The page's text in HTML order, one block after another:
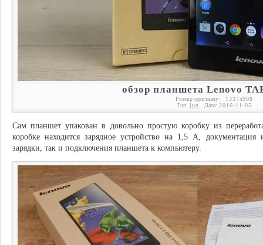
обзор планшета Lenovo
Розмір оригіналу: 1337x908
Тип: jpg Дата: 2016-11-05
Сам планшет упакован в довольно простую коробку из
коробке находится зарядное устройство на 1,5 А,
зарядки, так и подключения планшета к компьютеру.